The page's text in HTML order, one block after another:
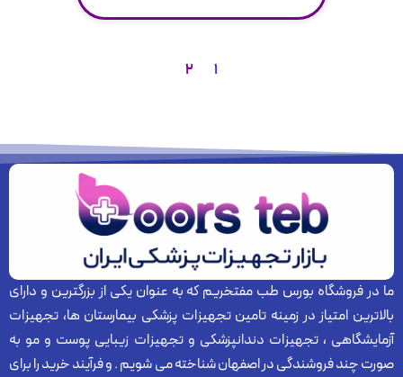
1
2
ما در فروشگاه بورس طب مفتخریم که به عنوان یکی از بزرگترین و دارای
بالاترین امتیاز در زمینه تامین تجهیزات پزشکی بیمارستان ها، تجهیزات
آزمایشگاهی ، تجهیزات دندانپزشکی و تجهیزات زیبایی پوست و مو به
صورت چند فروشندگی در اصفهان شناخته می شویم . و فرآیند خرید را برای